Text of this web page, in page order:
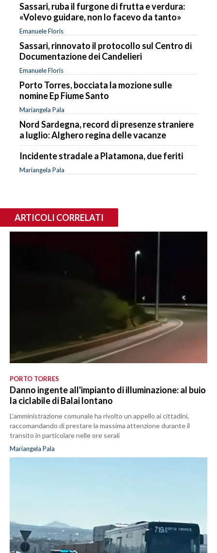
Sassari, ruba il furgone di frutta e verdura:
«Volevo guidare, non lo facevo da tanto»
Emanuele Floris
Sassari, rinnovato il protocollo sul Centro di
Documentazione dei Candelieri
Emanuele Floris
Porto Torres, bocciata la mozione sulle
nomine Ep Fiume Santo
Mariangela Pala
Nord Sardegna, record di presenze straniere
a luglio: Alghero regina delle vacanze
Incidente stradale a Platamona, due feriti
Mariangela Pala
ARTICOLI CORRELATI
PORTO TORRES
Danno ingente all'impianto di illuminazione: al buio
la ciclabile di Balai lontano
L’amministrazione comunale ha rivolto un appello ai cittadini,
raccomandando di prestare la massima attenzione durante il
transito in particolare nelle ore serali
Mariangela Pala